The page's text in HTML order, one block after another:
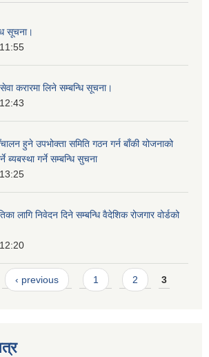
सूचना।
करारमा लिने सम्बन्धि सूचना।
हुने उपभोक्ता समिति गठन गर्न बाँकी योजनाको
ब्यबस्था गर्ने सम्बन्धि सुचना
लागि निवेदन दिने सम्बन्धि वैदेशिक रोजगार वोर्डको
‹ previous 1 2 3